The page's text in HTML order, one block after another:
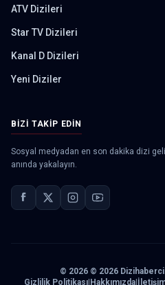
ATV Dizileri
Star TV Dizileri
Kanal D Dizileri
Yeni Diziler
BIZI TAKIP EDIN
Sosyal medyadan en son dakika dizi
anında yakalayın.
© 2026 © 2026 Dizihaberci.
Gizlilik Politikası Hakkımızda